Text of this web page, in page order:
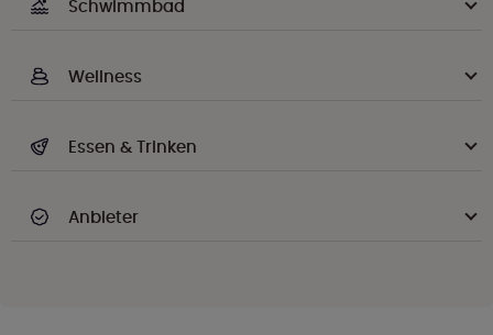
Schwimmbad
Wellness
Essen & Trinken
Anbieter